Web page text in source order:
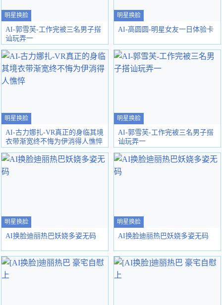
明星换脸
AI-郭雪芙-工作完被三名男子搭
讪玩弄一
明星换脸
AI-高圆圆-明星女友一日体验卡
明星换脸
AI-古力娜扎-VR真正的身临其境
衣带渐宽终不悔为伊消得人憔悴
明星换脸
AI-郭雪芙-工作完被三名男子搭
讪玩弄一
明星换脸
AI换脸迪丽热巴妖娆多姿无码
明星换脸
AI换脸迪丽热巴妖娆多姿无码